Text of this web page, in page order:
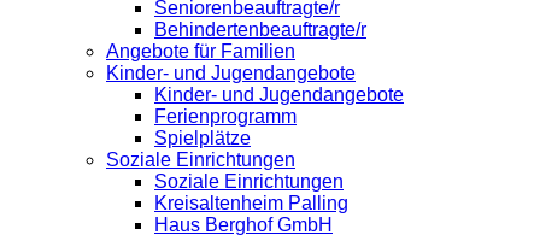
Seniorenbeauftragte/r
Behindertenbeauftragte/r
Angebote für Familien
Kinder- und Jugendangebote
Kinder- und Jugendangebote
Ferienprogramm
Spielplätze
Soziale Einrichtungen
Soziale Einrichtungen
Kreisaltenheim Palling
Haus Berghof GmbH